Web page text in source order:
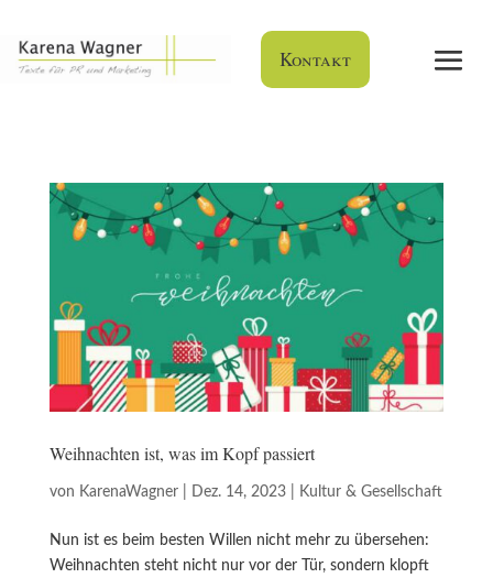
Kontakt
Weihnachten ist, was im Kopf passiert
von KarenaWagner| Dez. 14, 2023| Kultur & Gesellschaft
Nun ist es beim besten Willen nicht mehr zu übersehen:
Weihnachten steht nicht nur vor der Tür, sondern klopft